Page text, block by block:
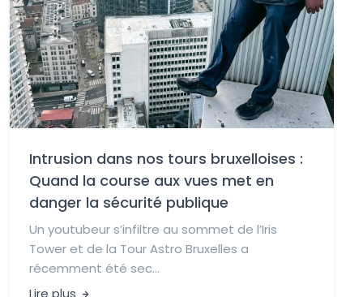
Intrusion dans nos tours bruxelloises :
Quand la course aux vues met en
danger la sécurité publique
Un youtubeur s’infiltre au sommet de l’Iris
Tower et de la Tour Astro Bruxelles a
récemment été sec...
Lire plus